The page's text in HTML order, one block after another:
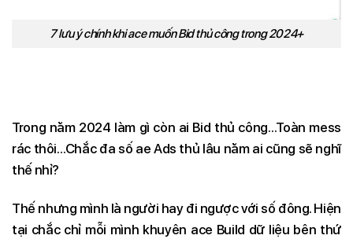
7 lưu ý chính khi ace muốn Bid thủ công trong 2024+
Trong năm 2024 làm gì còn ai Bid thủ công…Toàn mess
rác thôi…Chắc đa số ae Ads thủ lâu năm ai cũng sẽ nghĩ
thế nhỉ?
Thế nhưng mình là người hay đi ngược với số đông. Hiện
tại chắc chỉ mỗi mình khuyên ace Build dữ liệu bên thứ